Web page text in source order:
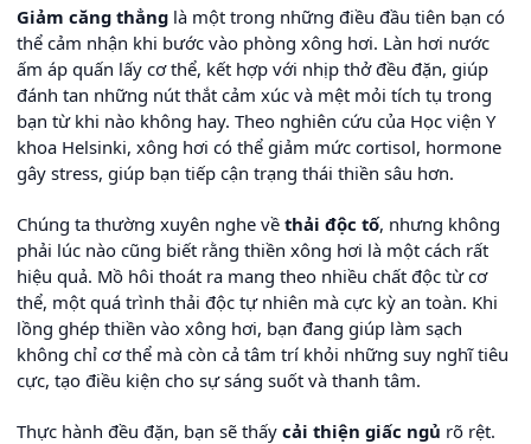
Giảm căng thẳng là một trong những điều đầu tiên bạn có
thể cảm nhận khi bước vào phòng xông hơi. Làn hơi nước
ấm áp quấn lấy cơ thể, kết hợp với nhịp thở đều đặn, giúp
đánh tan những nút thắt cảm xúc và mệt mỏi tích tụ trong
bạn từ khi nào không hay. Theo nghiên cứu của Học viện Y
khoa Helsinki, xông hơi có thể giảm mức cortisol, hormone
gây stress, giúp bạn tiếp cận trạng thái thiền sâu hơn.
Chúng ta thường xuyên nghe về thải độc tố, nhưng không
phải lúc nào cũng biết rằng thiền xông hơi là một cách rất
hiệu quả. Mồ hôi thoát ra mang theo nhiều chất độc từ cơ
thể, một quá trình thải độc tự nhiên mà cực kỳ an toàn. Khi
lồng ghép thiền vào xông hơi, bạn đang giúp làm sạch
không chỉ cơ thể mà còn cả tâm trí khỏi những suy nghĩ tiêu
cực, tạo điều kiện cho sự sáng suốt và thanh tâm.
Thực hành đều đặn, bạn sẽ thấy cải thiện giấc ngủ rõ rệt.